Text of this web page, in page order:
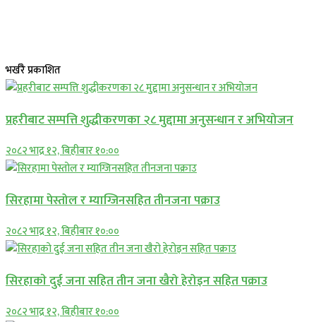
भर्खरै प्रकाशित
प्रहरीबाट सम्पत्ति शुद्धीकरणका २८ मुद्दामा अनुसन्धान र अभियोजन
२०८२ भाद्र १२, बिहीबार १०:००
सिरहामा पेस्तोल र म्याग्जिनसहित तीनजना पक्राउ
२०८२ भाद्र १२, बिहीबार १०:००
सिरहाकाे दुई जना सहित तीन जना खैरो हेरोइन सहित पक्राउ
२०८२ भाद्र १२, बिहीबार १०:००